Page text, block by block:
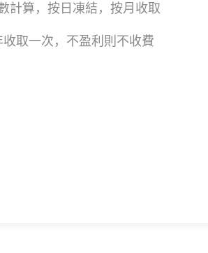
計算，按日凍結，按月收取
取一次，不盈利則不收費